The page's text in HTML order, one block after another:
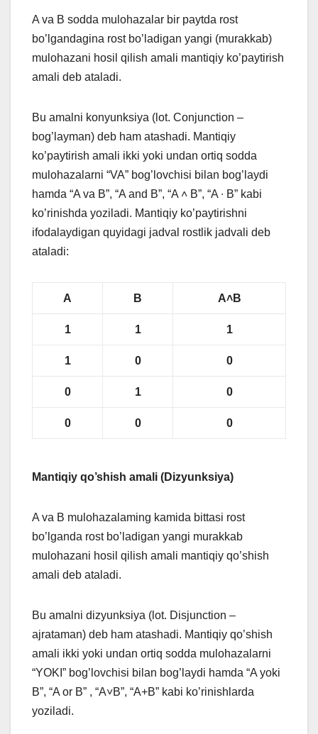
A va B sodda mulohazalar bir paytda rost
bo’lgandagina rost bo’ladigan yangi (murakkab)
mulohazani hosil qilish amali mantiqiy ko’paytirish
amali deb ataladi.
Bu amalni konyunksiya (lot. Conjunction –
bog’layman) deb ham atashadi. Mantiqiy
ko’paytirish amali ikki yoki undan ortiq sodda
mulohazalarni “VA” bog’lovchisi bilan bog’laydi
hamda “A va B”, “A and B”, “A ˄ B”, “A ∙ B” kabi
ko’rinishda yoziladi. Mantiqiy ko’paytirishni
ifodalaydigan quyidagi jadval rostlik jadvali deb
ataladi:
A B A˄B
1 1 1
1 0 0
0 1 0
0 0 0
Mantiqiy qo’shish amali (Dizyunksiya)
A va B mulohazalaming kamida bittasi rost
bo’lganda rost bo’ladigan yangi murakkab
mulohazani hosil qilish amali mantiqiy qo’shish
amali deb ataladi.
Bu amalni dizyunksiya (lot. Disjunction –
ajrataman) deb ham atashadi. Mantiqiy qo’shish
amali ikki yoki undan ortiq sodda mulohazalarni
“YOKI” bog’lovchisi bilan bog’laydi hamda “A yoki
B”, “A or B” , “A˅B”, “A+B” kabi ko’rinishlarda
yoziladi.